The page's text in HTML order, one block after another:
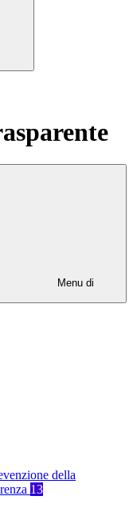
Menu di
della
13